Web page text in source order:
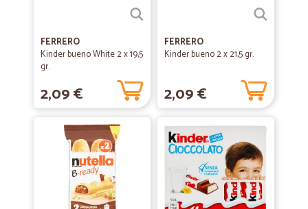
FERRERO
Kinder bueno White 2 x 19,5
gr.
2,09 €
FERRERO
Kinder bueno 2 x 21,5 gr.
2,09 €